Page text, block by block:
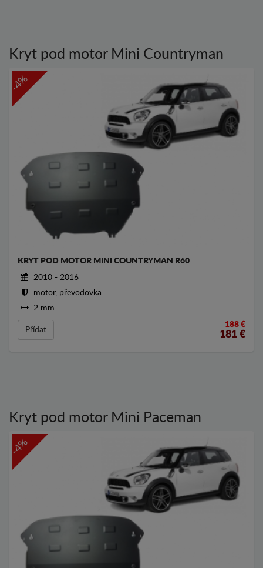
Kryt pod motor Mini Countryman
-4%
KRYT POD MOTOR MINI COUNTRYMAN R60
2010 - 2016
motor, převodovka
2 mm
Přídat
188 €
181 €
Kryt pod motor Mini Paceman
-4%